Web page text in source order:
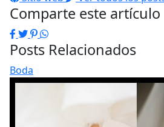
Comparte este artículo
Facebook
Twitter
Pinterest
WhatsApp
Posts Relacionados
Boda